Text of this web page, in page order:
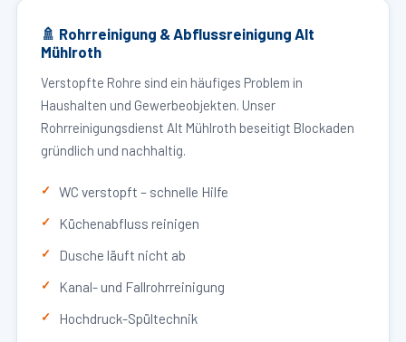
🚿 Rohrreinigung & Abflussreinigung Alt
Mühlroth
Verstopfte Rohre sind ein häufiges Problem in
Haushalten und Gewerbeobjekten. Unser
Rohrreinigungsdienst Alt Mühlroth beseitigt Blockaden
gründlich und nachhaltig.
WC verstopft – schnelle Hilfe
Küchenabfluss reinigen
Dusche läuft nicht ab
Kanal- und Fallrohrreinigung
Hochdruck-Spültechnik